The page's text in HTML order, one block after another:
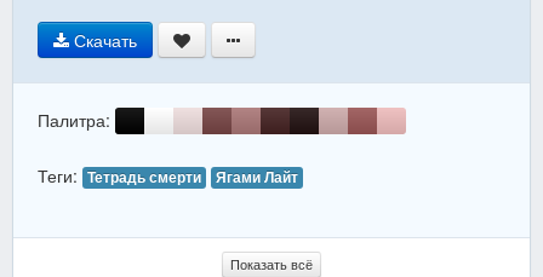
Скачать
Палитра:
Теги: Тетрадь смерти Ягами Лайт
Показать всё